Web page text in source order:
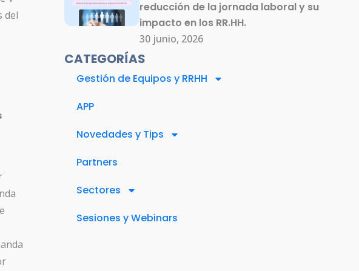
del
reducción de la jornada laboral y su
impacto en los RR.HH.
30 junio, 2026
CATEGORÍAS
Gestión de Equipos y RRHH
APP
Novedades y Tips
Partners
Sectores
Sesiones y Webinars